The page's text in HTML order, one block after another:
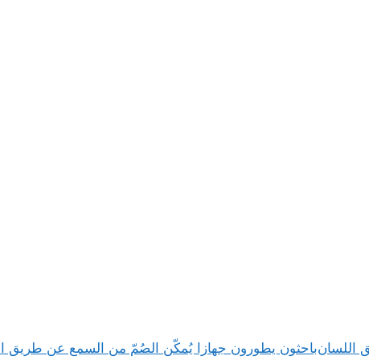
باحثون يطورون جهازا يُمكّن الصُمّ من السمع عن طريق